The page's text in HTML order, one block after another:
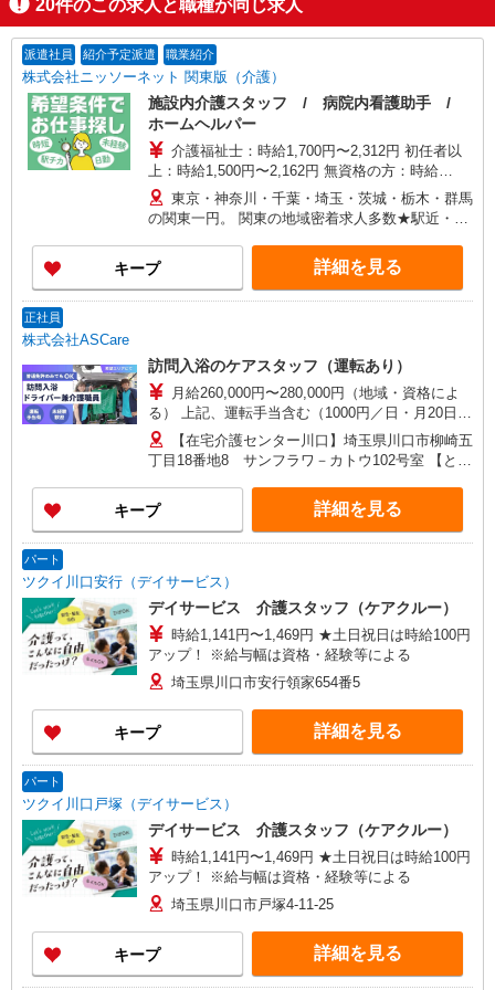
20件のこの求人と職種が同じ求人
派遣社員 紹介予定派遣 職業紹介
株式会社ニッソーネット 関東版（介護）
施設内介護スタッフ / 病院内看護助手 /
ホームヘルパー
介護福祉士：時給1,700円〜2,312円 初任者以
上：時給1,500円〜2,162円 無資格の方：時給
1,350円〜1,925円 ※給与幅は勤務先による +交通
費、諸手当（勤務先による） +0円で介護資格が取
れる （別途規定） ★給与日払い制度あり！
東京・神奈川・千葉・埼玉・茨城・栃木・群馬
の関東一円。 関東の地域密着求人多数★駅近・家
キープ 詳細を見る
正社員
株式会社ASCare
訪問入浴のケアスタッフ（運転あり）
月給260,000円〜280,000円（地域・資格によ
る） 上記、運転手当含む（1000円／日・月20日換
算） ★介護福祉士の方は月給20,000円加算（資格
手当） 別途交通費支給（30,000円上限／月） 別途
残業手当（月平均残業時間15時間）残業代全額支
給
【在宅介護センター川口】埼玉県川口市柳崎五
丁目18番地8 サンフラワ－カトウ102号室 【とこ
川ビル1階 【在宅介護センター加須】埼玉県加須
市花崎一丁目23番地10 【在宅介護センター上尾】
埼玉県上尾市上町一丁目11番地20 伊藤店舗1階
丁目2番地2 AMENITYHOUSE 【在宅介護センタ
ー春日部】埼玉県春日部市粕壁東二丁目3番地40
グレースヒル橋本202号室
キープ 詳細を見る
パート
ツクイ川口安行（デイサービス）
デイサービス 介護スタッフ（ケアクルー）
時給1,141円〜1,469円 ★土日祝日は時給100円
アップ！ ※給与幅は資格・経験等による
埼玉県川口市安行領家654番5
キープ 詳細を見る
パート
ツクイ川口戸塚（デイサービス）
デイサービス 介護スタッフ（ケアクルー）
時給1,141円〜1,469円 ★土日祝日は時給100円
アップ！ ※給与幅は資格・経験等による
埼玉県川口市戸塚4-11-25
キープ 詳細を見る